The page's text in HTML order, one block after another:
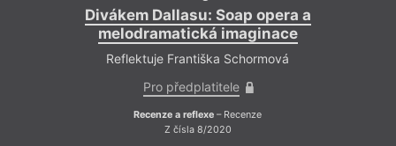
Divákem Dallasu: Soap opera a
melodramatická imaginace
Reflektuje Františka Schormová
Pro předplatitele
Recenze a reflexe – Recenze
Z čísla 8/2020